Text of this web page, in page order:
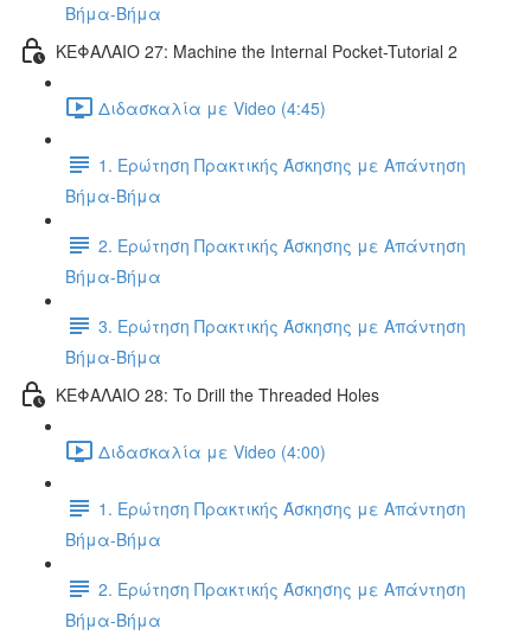
Βήμα-Βήμα
ΚΕΦΑΛΑΙΟ 27: Machine the Internal Pocket-Tutorial 2
Διδασκαλία με Video (4:45)
1. Ερώτηση Πρακτικής Άσκησης με Απάντηση
Βήμα-Βήμα
2. Ερώτηση Πρακτικής Άσκησης με Απάντηση
Βήμα-Βήμα
3. Ερώτηση Πρακτικής Άσκησης με Απάντηση
Βήμα-Βήμα
ΚΕΦΑΛΑΙΟ 28: To Drill the Threaded Holes
Διδασκαλία με Video (4:00)
1. Ερώτηση Πρακτικής Άσκησης με Απάντηση
Βήμα-Βήμα
2. Ερώτηση Πρακτικής Άσκησης με Απάντηση
Βήμα-Βήμα